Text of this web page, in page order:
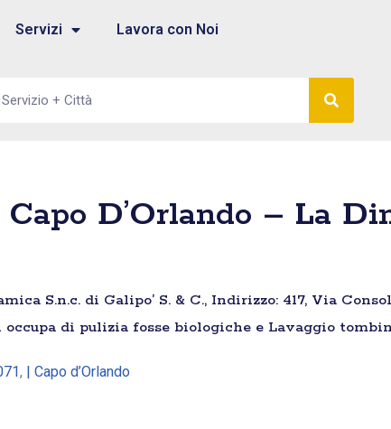
Servizi Lavora con Noi
D’Orlando – La
S.n.c. di Galipo’ S. & C., Indirizzo: 417, Via
occupa di pulizia fosse biologiche e Lavaggio
, | Capo d’Orlando